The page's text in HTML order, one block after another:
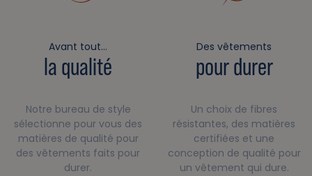
Avant tout…
la qualité
Notre bureau de style
sélectionne pour vous des
matières de qualité pour
des vêtements faits pour
durer.
Des vêtements
pour durer
Un choix de fibres
résistantes, des matières
certifiées et une
conception de qualité pour
un vêtement qui dure.